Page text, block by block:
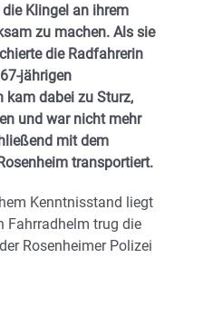
die Klingel an ihrem
zu machen. Als sie
die Radfahrerin
jährigen
kam dabei zu Sturz,
und war nicht mehr
mit dem
transportiert.
Kenntnisstand liegt
Fahrradhelm trug die
Rosenheimer Polizei